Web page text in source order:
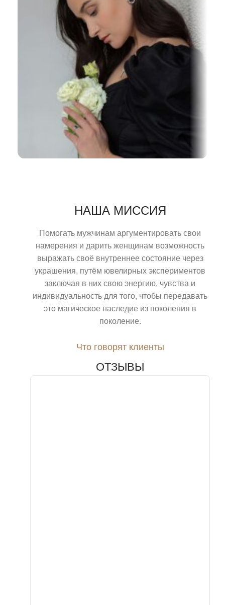
НАША МИССИЯ
Помогать мужчинам аргументировать свои
намерения и дарить женщинам возможность
выражать своё внутреннее состояние через
украшения, путём ювелирных экспериментов
заключая в них свою энергию, чувства и
индивидуальность для того, чтобы передавать
это магическое наследие из поколения в
поколение.
Что говорят клиенты
ОТЗЫВЫ